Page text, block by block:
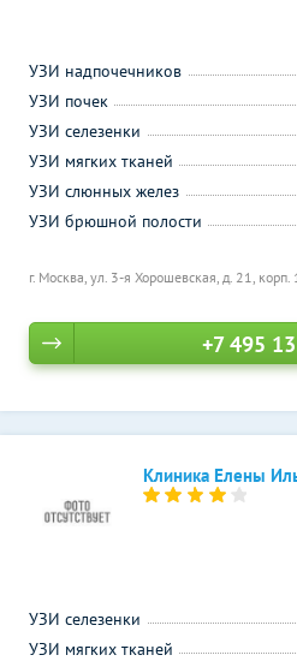
г. Москва, ул. 3-я Хорошевская, д. 21, корп.
УЗИ надпочечников
УЗИ почек
УЗИ селезенки
УЗИ мягких тканей
УЗИ слюнных желез
УЗИ брюшной полости
+7 495
Клиника Елены
УЗИ селезенки
УЗИ мягких тканей